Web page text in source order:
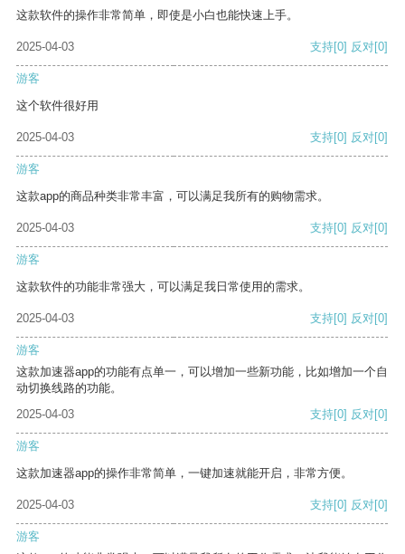
这款软件的操作非常简单，即使是小白也能快速上手。
2025-04-03 支持[0] 反对[0]
游客
这个软件很好用
2025-04-03 支持[0] 反对[0]
游客
这款app的商品种类非常丰富，可以满足我所有的购物需求。
2025-04-03 支持[0] 反对[0]
游客
这款软件的功能非常强大，可以满足我日常使用的需求。
2025-04-03 支持[0] 反对[0]
游客
这款加速器app的功能有点单一，可以增加一些新功能，比如增加一个自
动切换线路的功能。
2025-04-03
支持[0] 反对[0]
游客
这款加速器app的操作非常简单，一键加速就能开启，非常方便。
2025-04-03 支持[0] 反对[0]
游客